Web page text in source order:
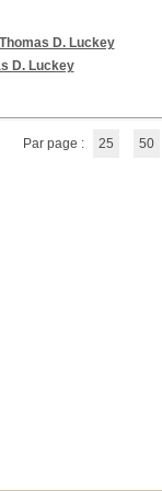
Thomas D. Luckey
D. Luckey
Par page : 25 50